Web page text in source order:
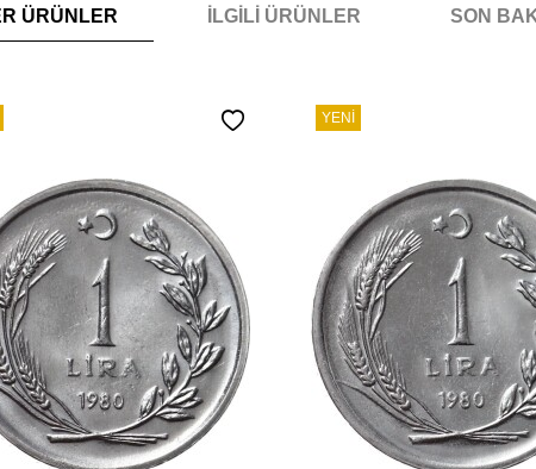
ÜRÜNLER İLGILI ÜRÜNLER SON
YENI